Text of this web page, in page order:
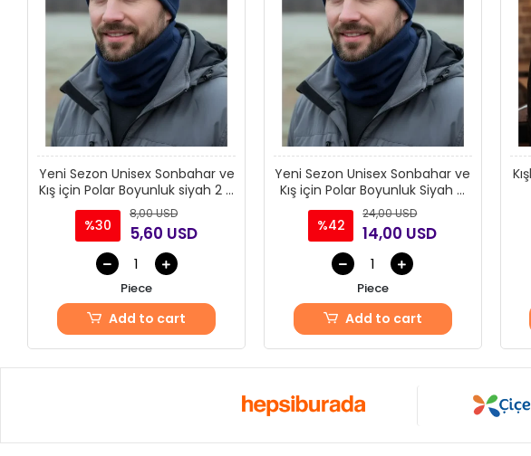
Yeni Sezon Unisex Sonbahar ve
Kış için Polar Boyunluk siyah 2 Li
takım
%30
8,00 USD
5,60 USD
Piece
Add to cart
Yeni Sezon Unisex Sonbahar ve
Kış için Polar Boyunluk Siyah 6
Adet
%42
24,00 USD
14,00 USD
Piece
Add to cart